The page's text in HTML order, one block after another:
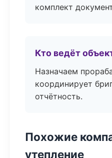
комплект
Кто ведёт
Назначаем
координирует
отчётность.
Похожие
утепление